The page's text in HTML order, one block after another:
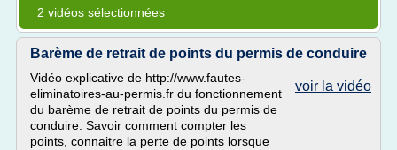
2 vidéos sélectionnées
Barème de retrait de points du permis de conduire
voir la vidéo
Vidéo explicative de http://www.fautes-
eliminatoires-au-permis.fr du fonctionnement
du barème de retrait de points du permis de
conduire. Savoir comment compter les
points, connaitre la perte de points lorsque